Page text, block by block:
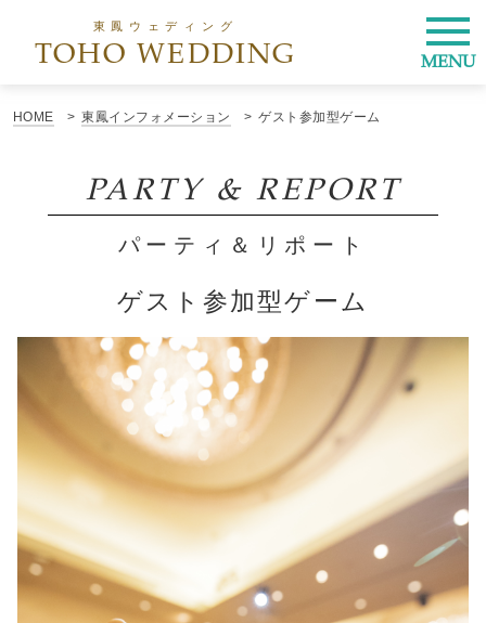
東鳳ウェディング
TOHO WEDDING MENU
HOME 東鳳インフォメーション ゲスト参加型ゲーム
PARTY & REPORT
パーティ＆リポート
ゲスト参加型ゲーム